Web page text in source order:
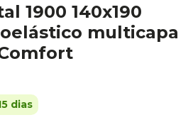
1900 140x190
multicapa
dias